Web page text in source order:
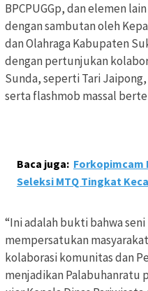
BPCPUGGp, dan elemen
dengan sambutan oleh
dan Olahraga Kabupaten
dengan pertunjukan
Sunda, seperti Tari
serta flashmob massal
Baca juga: Forkopimcam
Seleksi MTQ Tingkat
“Ini adalah bukti bahwa
mempersatukan
kolaborasi komunitas dan
menjadikan Palabuhanratu